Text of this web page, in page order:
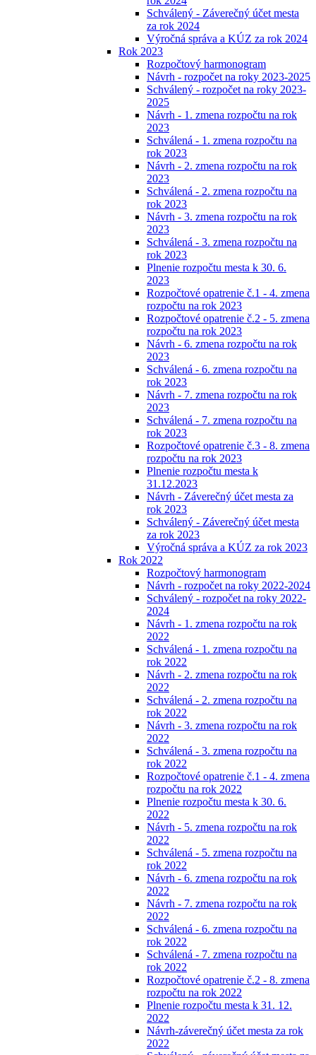
Schválený - Záverečný účet mesta
za rok 2024
Výročná správa a KÚZ za rok 2024
Rok 2023
Rozpočtový harmonogram
Návrh - rozpočet na roky 2023-2025
Schválený - rozpočet na roky 2023-
2025
Návrh - 1. zmena rozpočtu na rok
2023
Schválená - 1. zmena rozpočtu na
rok 2023
Návrh - 2. zmena rozpočtu na rok
2023
Schválená - 2. zmena rozpočtu na
rok 2023
Návrh - 3. zmena rozpočtu na rok
2023
Schválená - 3. zmena rozpočtu na
rok 2023
Plnenie rozpočtu mesta k 30. 6.
2023
Rozpočtové opatrenie č.1 - 4. zmena
rozpočtu na rok 2023
Rozpočtové opatrenie č.2 - 5. zmena
rozpočtu na rok 2023
Návrh - 6. zmena rozpočtu na rok
2023
Schválená - 6. zmena rozpočtu na
rok 2023
Návrh - 7. zmena rozpočtu na rok
2023
Schválená - 7. zmena rozpočtu na
rok 2023
Rozpočtové opatrenie č.3 - 8. zmena
rozpočtu na rok 2023
Plnenie rozpočtu mesta k
31.12.2023
Návrh - Záverečný účet mesta za
rok 2023
Schválený - Záverečný účet mesta
za rok 2023
Výročná správa a KÚZ za rok 2023
Rok 2022
Rozpočtový harmonogram
Návrh - rozpočet na roky 2022-2024
Schválený - rozpočet na roky 2022-
2024
Návrh - 1. zmena rozpočtu na rok
2022
Schválená - 1. zmena rozpočtu na
rok 2022
Návrh - 2. zmena rozpočtu na rok
2022
Schválená - 2. zmena rozpočtu na
rok 2022
Návrh - 3. zmena rozpočtu na rok
2022
Schválená - 3. zmena rozpočtu na
rok 2022
Rozpočtové opatrenie č.1 - 4. zmena
rozpočtu na rok 2022
Plnenie rozpočtu mesta k 30. 6.
2022
Návrh - 5. zmena rozpočtu na rok
2022
Schválená - 5. zmena rozpočtu na
rok 2022
Návrh - 6. zmena rozpočtu na rok
2022
Návrh - 7. zmena rozpočtu na rok
2022
Schválená - 6. zmena rozpočtu na
rok 2022
Schválená - 7. zmena rozpočtu na
rok 2022
Rozpočtové opatrenie č.2 - 8. zmena
rozpočtu na rok 2022
Plnenie rozpočtu mesta k 31. 12.
2022
Návrh-záverečný účet mesta za rok
2022